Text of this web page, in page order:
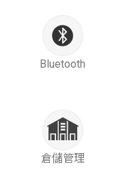
Bluetooth
倉儲管理